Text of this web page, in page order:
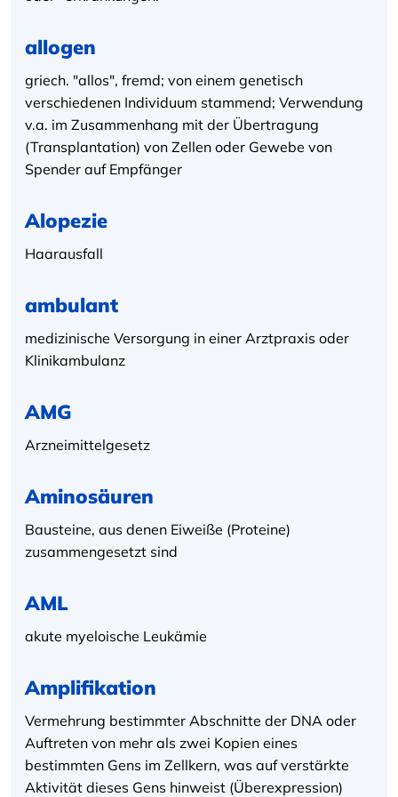
allogen
griech. "allos", fremd; von einem genetisch
verschiedenen Individuum stammend; Verwendung
v.a. im Zusammenhang mit der Übertragung
(Transplantation) von Zellen oder Gewebe von
Spender auf Empfänger
Alopezie
Haarausfall
ambulant
medizinische Versorgung in einer Arztpraxis oder
Klinikambulanz
AMG
Arzneimittelgesetz
Aminosäuren
Bausteine, aus denen Eiweiße (Proteine)
zusammengesetzt sind
AML
akute myeloische Leukämie
Amplifikation
Vermehrung bestimmter Abschnitte der DNA oder
Auftreten von mehr als zwei Kopien eines
bestimmten Gens im Zellkern, was auf verstärkte
Aktivität dieses Gens hinweist (Überexpression)